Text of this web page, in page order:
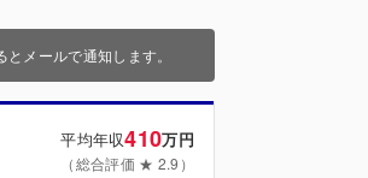
メールで通知します。
平均年収410万円
（総合評価 ★ 2.9）